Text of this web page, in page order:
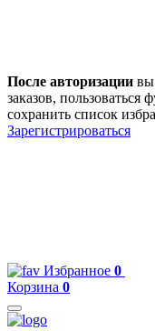
После авторизации вы
заказов,
сохранить список
Зарегистрироваться
Избранное 0
Корзина 0